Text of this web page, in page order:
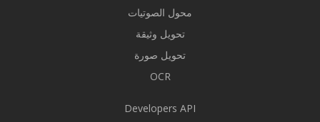
محول الصوتيات
تحويل وثيقة
تحويل صورة
OCR
Developers API